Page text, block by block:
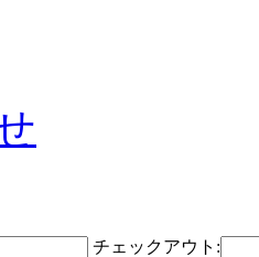
チェックアウト: